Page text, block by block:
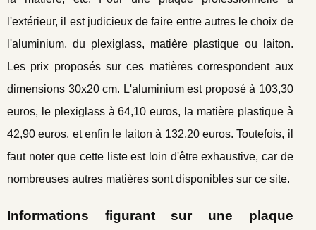
l'extérieur, il est judicieux de faire entre autres le choix de
l'aluminium, du plexiglass, matière plastique ou laiton.
Les prix proposés sur ces matières correspondent aux
dimensions 30x20 cm. L'aluminium est proposé à 103,30
euros, le plexiglass à 64,10 euros, la matière plastique à
42,90 euros, et enfin le laiton à 132,20 euros. Toutefois, il
faut noter que cette liste est loin d'être exhaustive, car de
nombreuses autres matières sont disponibles sur ce site.
Informations figurant sur une plaque